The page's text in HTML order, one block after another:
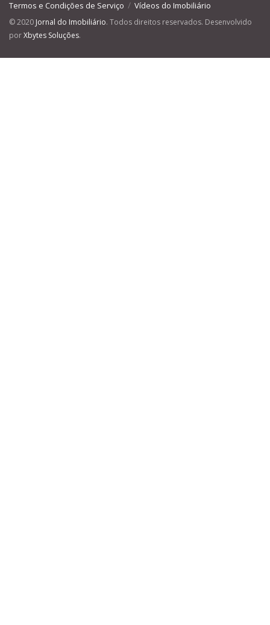
Termos e Condições de Serviço
Vídeos do Imobiliário
© 2020 Jornal do Imobiliário. Todos direitos reservados. Desenvolvido
porXbytes Soluções.